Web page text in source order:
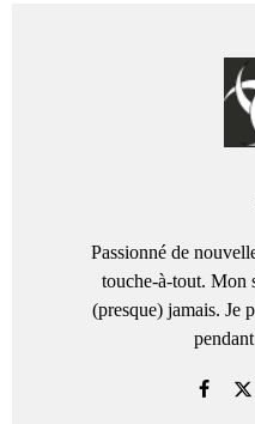
Passionné de
touche-à-tout. Mon
(presque) jamais. Je